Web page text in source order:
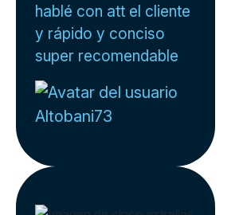
hablé con att el cliente
y rápido y conciso
super recomendable
Altobani73